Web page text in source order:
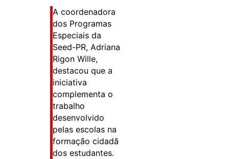
A coordenadora
dos Programas
Especiais da
Seed-PR, Adriana
Rigon Wille,
destacou que a
iniciativa
complementa o
trabalho
desenvolvido
pelas escolas na
formação cidadã
dos estudantes.